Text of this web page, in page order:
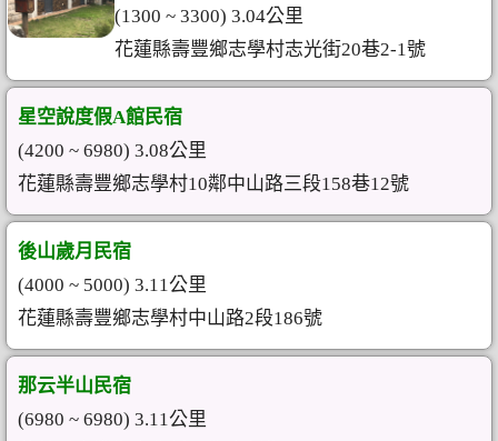
(1300 ~ 3300) 3.04公里
花蓮縣壽豐鄉志學村志光街20巷2-1號
星空說度假A館民宿
(4200 ~ 6980) 3.08公里
花蓮縣壽豐鄉志學村10鄰中山路三段158巷12號
後山歲月民宿
(4000 ~ 5000) 3.11公里
花蓮縣壽豐鄉志學村中山路2段186號
那云半山民宿
(6980 ~ 6980) 3.11公里